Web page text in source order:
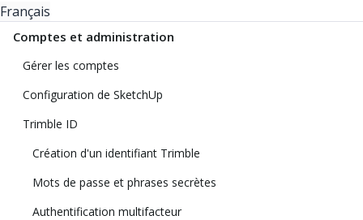
Français
Comptes et administration
Gérer les comptes
Configuration de SketchUp
Trimble ID
Création d'un identifiant Trimble
Mots de passe et phrases secrètes
Authentification multifacteur